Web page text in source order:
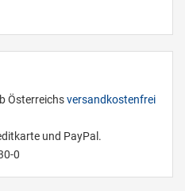
Österreichsversandkostenfrei
und PayPal.
0